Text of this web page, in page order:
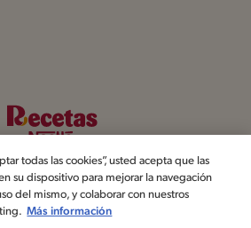
por Société dels Produits Nestlé,
todas las cookies”, usted acepta que las
su dispositivo para mejorar la navegación
del mismo, y colaborar con nuestros
Más información